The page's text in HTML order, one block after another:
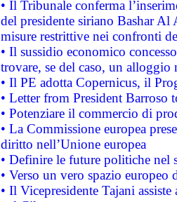
• Il Tribunale conferma
del presidente siriano Bashar Al
misure restrittive nei confronti
• Il sussidio economico
trovare, se del caso, un
• Il PE adotta Copernicus, il
• Letter from President Barroso
• Potenziare il commercio di
• La Commissione europea
diritto nell’Unione europea
• Definire le future politiche nel
• Verso un vero spazio
• Il Vicepresidente Tajani